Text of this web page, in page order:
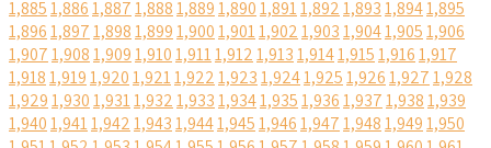
1,8851,8861,8871,8881,8891,8901,8911,8921,8931,8941,895
1,8961,8971,8981,8991,9001,9011,9021,9031,9041,9051,906
1,9071,9081,9091,9101,9111,9121,9131,9141,9151,9161,917
1,9181,9191,9201,9211,9221,9231,9241,9251,9261,9271,928
1,9291,9301,9311,9321,9331,9341,9351,9361,9371,9381,939
1,9401,9411,9421,9431,9441,9451,9461,9471,9481,9491,950